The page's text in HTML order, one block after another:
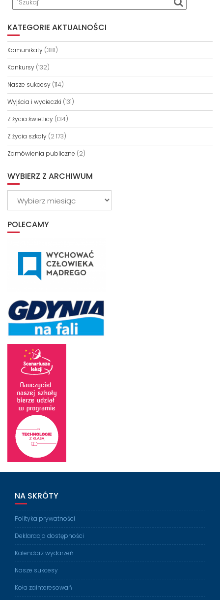
KATEGORIE AKTUALNOŚCI
Komunikaty (381)
Konkursy (132)
Nasze sukcesy (114)
Wyjścia i wycieczki (131)
Z życia świetlicy (134)
Z życia szkoły (2 173)
Zamówienia publiczne (2)
WYBIERZ Z ARCHIWUM
POLECAMY
NA SKRÓTY
Polityka prywatności
Deklaracja dostępności
Kalendarz wydarzeń
Nasze sukcesy
Koła zainteresowań